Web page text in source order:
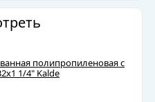
полипропиленовая с
1/4" Kalde